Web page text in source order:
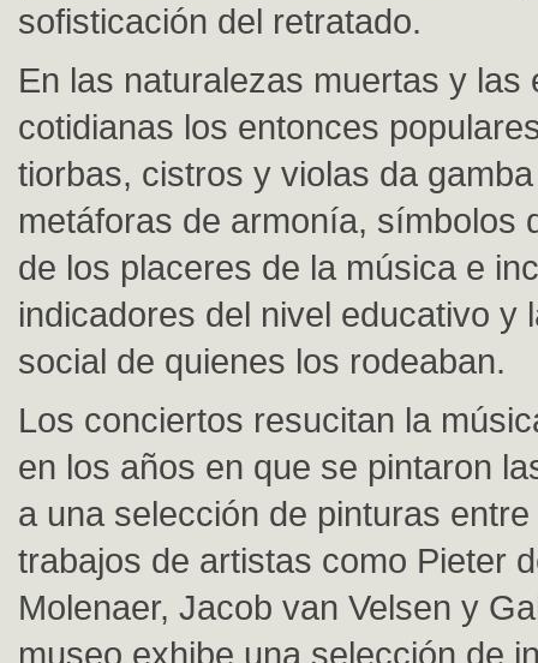
sofisticación del retratado.
En las naturalezas muertas y las
cotidianas los entonces
tiorbas, cistros y violas da
metáforas de armonía, símbolos
de los placeres de la música e
indicadores del nivel educativo y
social de quienes los rodeaban.
Los conciertos resucitan la
en los años en que se pintaron
a una selección de pinturas
trabajos de artistas como Pieter
Molenaer, Jacob van Velsen y
museo exhibe una selección de